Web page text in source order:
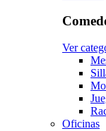
Ver
Oficinas